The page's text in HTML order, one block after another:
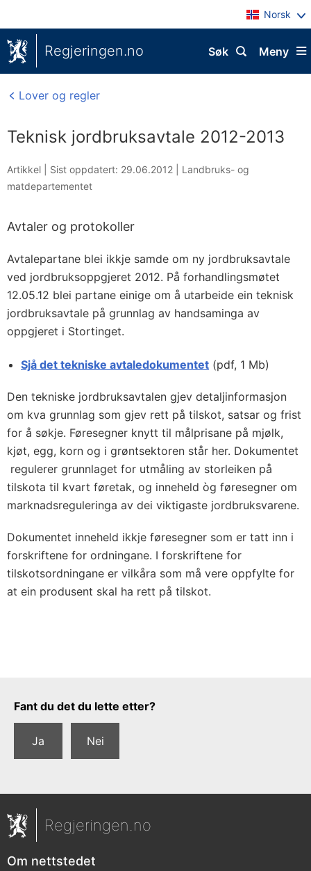
Norsk
Regjeringen.no Meny
Søk
Lover og regler
Teknisk jordbruksavtale 2012-2013
Artikkel | Sist oppdatert: 29.06.2012
Landbruks- og
matdepartementet
Avtaler og protokoller
Avtalepartane blei ikkje samde om ny jordbruksavtale
ved jordbruksoppgjeret 2012. På forhandlingsmøtet
12.05.12 blei partane einige om å utarbeide ein teknisk
jordbruksavtale på grunnlag av handsaminga av
oppgjeret i Stortinget.
Sjå det tekniske avtaledokumentet (pdf, 1 Mb)
Den tekniske jordbruksavtalen gjev detaljinformasjon
om kva grunnlag som gjev rett på tilskot, satsar og frist
for å søkje. Føresegner knytt til målprisane på mjølk,
kjøt, egg, korn og i grøntsektoren står her. Dokumentet
regulerer grunnlaget for utmåling av storleiken på
tilskota til kvart føretak, og inneheld òg føresegner om
marknadsreguleringa av dei viktigaste jordbruksvarene.
Dokumentet inneheld ikkje føresegner som er tatt inn i
forskriftene for ordningane. I forskriftene for
tilskotsordningane er vilkåra som må vere oppfylte for
at ein produsent skal ha rett på tilskot.
Tilbakemeldingsskjema
Fant du det du lette etter?
Ja Nei
Regjeringen.no
Om nettstedet